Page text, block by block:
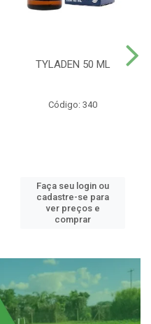
TYLADEN 50 ML
Código: 340
Faça seu login ou
cadastre-se para
ver preços e
comprar